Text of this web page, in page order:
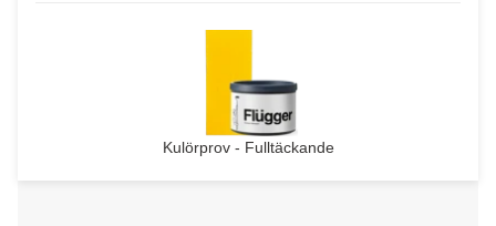
Kulörprov - Fulltäckande